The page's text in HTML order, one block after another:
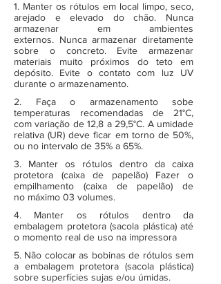
1. Manter os rótulos em local limpo, seco,
arejado e elevado do chão. Nunca
armazenar em ambientes
externos. Nunca armazenar diretamente
sobre o concreto. Evite armazenar
materiais muito próximos do teto em
depósito. Evite o contato com luz UV
durante o armazenamento.
2. Faça o armazenamento sobe
temperaturas recomendadas de 21°C,
com variação de 12,8 a 29,5°C. A umidade
relativa (UR) deve ficar em torno de 50%,
ou no intervalo de 35% a 65%.
3. Manter os rótulos dentro da caixa
protetora (caixa de papelão) Fazer o
empilhamento (caixa de papelão) de
no máximo 03 volumes.
4. Manter os rótulos dentro da
embalagem protetora (sacola plástica) até
o momento real de uso na impressora
5. Não colocar as bobinas de rótulos sem
a embalagem protetora (sacola plástica)
sobre superfícies sujas e/ou úmidas.